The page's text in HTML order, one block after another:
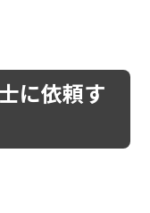
に依頼す